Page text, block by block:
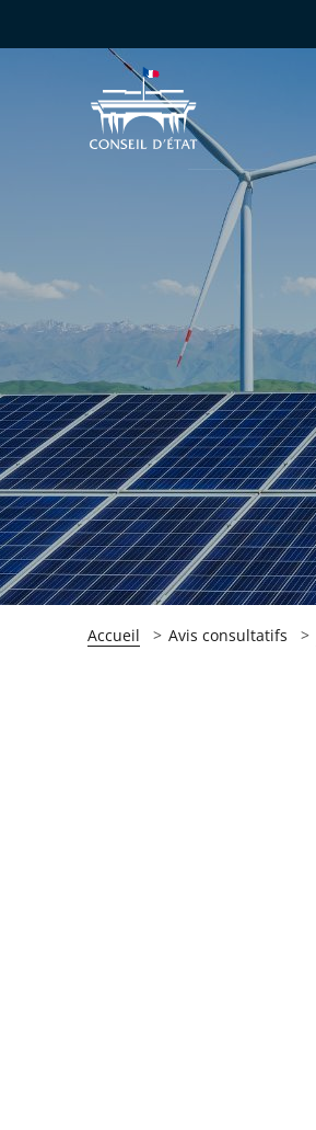
Accueil Avis consultatifs